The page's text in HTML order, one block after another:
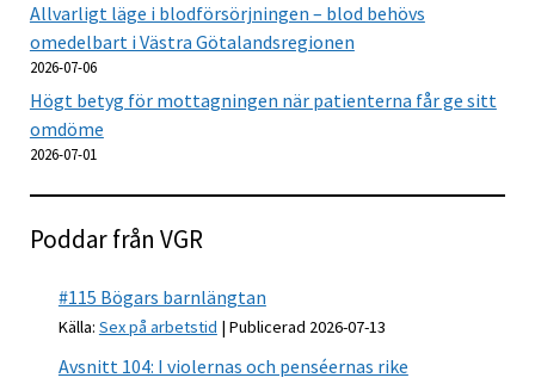
Allvarligt läge i blodförsörjningen – blod behövs
omedelbart i Västra Götalandsregionen
2026-07-06
Högt betyg för mottagningen när patienterna får ge sitt
omdöme
2026-07-01
Poddar från VGR
#115 Bögars barnlängtan
Källa: Sex på arbetstid Publicerad 2026-07-13
Avsnitt 104: I violernas och penséernas rike